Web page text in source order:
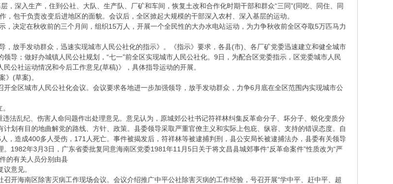
，深入生产，住到公社、大队、生产队、厂矿和车间，恢复土改和合作化时期干部和群众“三同”(同吃、同住、同
，包干负责改变后进地区的面貌。会议后，全区掀起大规模的干部深入农村、深入基层的运动。
决定在秋收前的三个月间，组织15万人，开展一个全民性的大办水电站运动，为力争秋收前全区夺取5万匹马力
放手发动群众，迅速实现城市人民公社化的指示》。《指示》要求，各县(市)、各厂矿党委迅速建立和健全城市
导；做好办城镇人民公社规划，“七一”前全区实现城市人民公社化。9日，为配合区党委指示，区党委城市人民
公社运动情况和今后工作意见(草稿)》，具体指导运动的开展。
》(草案)。
全区城市人民公社化会议。会议要求各地进一步加强领导，放手发动群众，力争6月底在全区范围内实现城市公
法乱纪、伤害人命问题作出处理意见。意见认为，原城郊公社书记符祥林纠集反革命分子、坏分子、蜕化变质分
划有目的地曲解党的路线、方针、政策。县委领导采取严重官僚主义和实际上包庇、纵容、支持的错误态度。自
，造成400多人受伤，171人死亡。事件被揭发后，符祥林等被逮捕判刑，县公安局长被逮捕法办，县委有关领导
1982年3月3日，广东省委批复同意海南区党委1981年11月5日关于将文昌县城郊事件“反革命案件”性质改为“严
的有关人员分别由县
意见。
开海南区除害灭病工作现场会议。会议介绍推广中平公社除害灭病的工作经验，号召开展“学中平、赶中平、超